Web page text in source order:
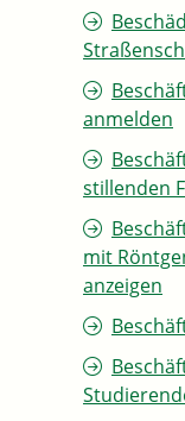
anmelden
stillenden
mit
anzeigen